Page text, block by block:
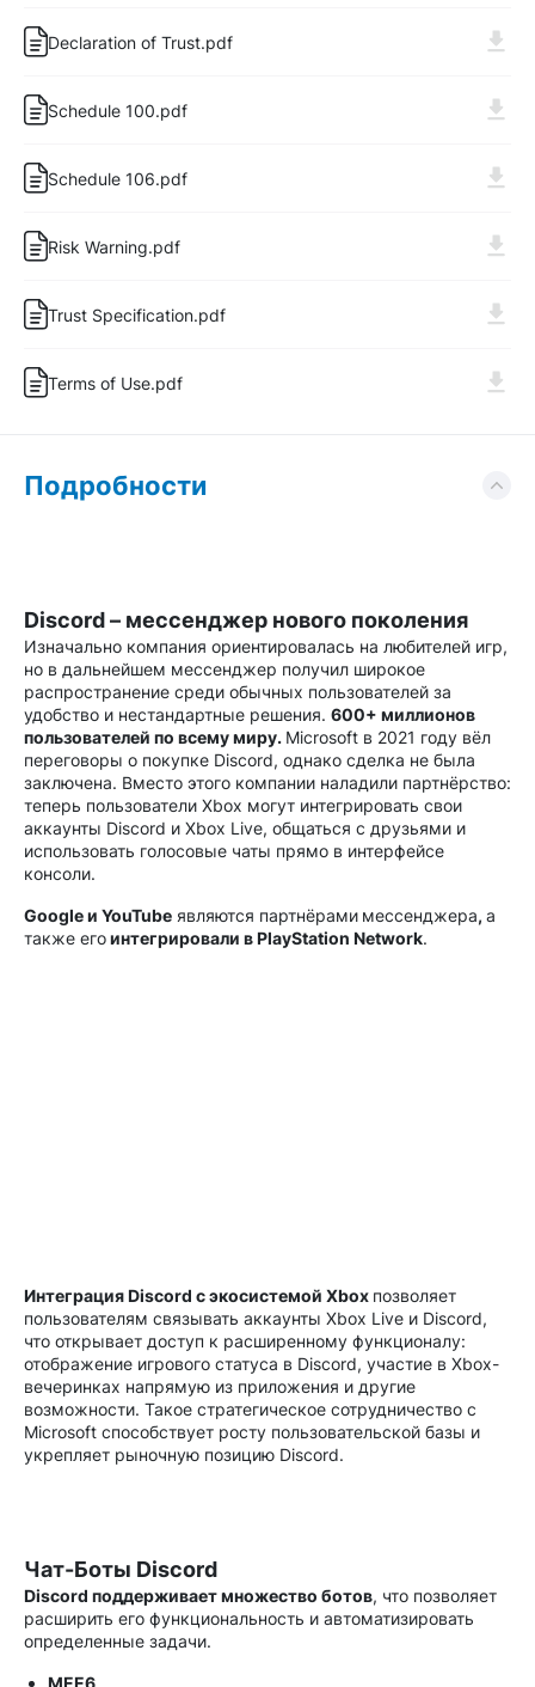
Подробности
Discord – мессенджер нового поколения
Изначально компания ориентировалась на любителей игр,
но в дальнейшем мессенджер получил широкое
распространение среди обычных пользователей за
удобство и нестандартные решения. 600+ миллионов
пользователей по всему миру. Microsoft в 2021 году вёл
переговоры о покупке Discord, однако сделка не была
заключена. Вместо этого компании наладили партнёрство:
теперь пользователи Xbox могут интегрировать свои
аккаунты Discord и Xbox Live, общаться с друзьями и
использовать голосовые чаты прямо в интерфейсе
консоли.
Google и YouTube являются партнёрами мессенджера, а
также егоинтегрировали в PlayStation Network.
Интеграция Discord с экосистемой Xbox позволяет
пользователям связывать аккаунты Xbox Live и Discord,
что открывает доступ к расширенному функционалу:
отображение игрового статуса в Discord, участие в Xbox-
вечеринках напрямую из приложения и другие
возможности. Такое стратегическое сотрудничество с
Microsoft способствует росту пользовательской базы и
укрепляет рыночную позицию Discord.
Чат-Боты Discord
Discord поддерживает множество ботов, что позволяет
расширить его функциональность и автоматизировать
определенные задачи.
Declaration of Trust.pdf
Schedule 100.pdf
Schedule 106.pdf
Risk Warning.pdf
Trust Specification.pdf
Terms of Use.pdf